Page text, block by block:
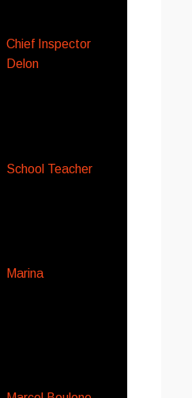
Chief Inspector
Delon
School Teacher
Marina